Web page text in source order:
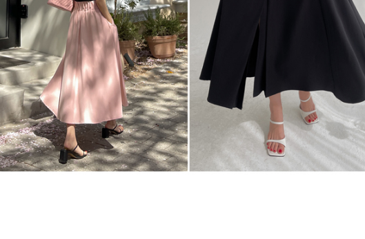
전체 다운로드
쇼핑 계속하기 장바구니 가기